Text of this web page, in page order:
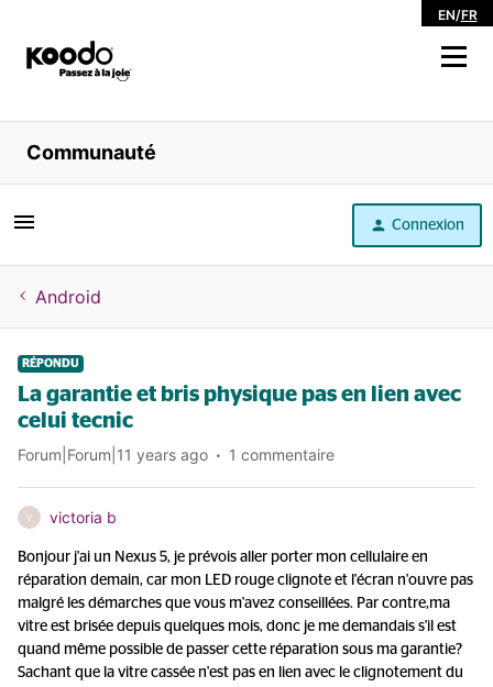
EN/FR
Magasiner
Libre service
Aide
Communauté
Connexion
Android
RÉPONDU
La garantie et bris physique pas en lien avec
celui tecnic
Forum|Forum|11 years ago 1 commentaire
V victoria b
Bonjour j'ai un Nexus 5, je prévois aller porter mon cellulaire en
réparation demain, car mon LED rouge clignote et l'écran n'ouvre pas
malgré les démarches que vous m'avez conseillées. Par contre,ma
vitre est brisée depuis quelques mois, donc je me demandais s'il est
quand même possible de passer cette réparation sous ma garantie?
Sachant que la vitre cassée n'est pas en lien avec le clignotement du